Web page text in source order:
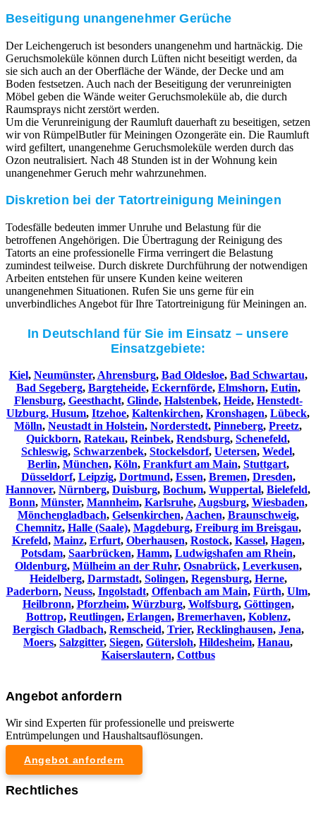
Beseitigung unangenehmer Gerüche
Der Leichengeruch ist besonders unangenehm und hartnäckig. Die
Geruchsmoleküle können durch Lüften nicht beseitigt werden, da
sie sich auch an der Oberfläche der Wände, der Decke und am
Boden festsetzen. Auch nach der Beseitigung der verunreinigten
Möbel geben die Wände weiter Geruchsmoleküle ab, die durch
Raumsprays nicht zerstört werden.
Um die Verunreinigung der Raumluft dauerhaft zu beseitigen, setzen
wir von RümpelButler für Meiningen Ozongeräte ein. Die Raumluft
wird gefiltert, unangenehme Geruchsmoleküle werden durch das
Ozon neutralisiert. Nach 48 Stunden ist in der Wohnung kein
unangenehmer Geruch mehr wahrzunehmen.
Diskretion bei der Tatortreinigung Meiningen
Todesfälle bedeuten immer Unruhe und Belastung für die
betroffenen Angehörigen. Die Übertragung der Reinigung des
Tatorts an eine professionelle Firma verringert die Belastung
zumindest teilweise. Durch diskrete Durchführung der notwendigen
Arbeiten entstehen für unsere Kunden keine weiteren
unangenehmen Situationen. Rufen Sie uns gerne für ein
unverbindliches Angebot für Ihre Tatortreinigung für Meiningen an.
In Deutschland für Sie im Einsatz – unsere
Einsatzgebiete:
Kiel, Neumünster, Ahrensburg, Bad Oldesloe, Bad Schwartau,
Bad Segeberg, Bargteheide, Eckernförde, Elmshorn, Eutin,
Flensburg, Geesthacht, Glinde, Halstenbek, Heide, Henstedt-
Ulzburg, Husum, Itzehoe, Kaltenkirchen, Kronshagen, Lübeck,
Mölln, Neustadt in Holstein, Norderstedt, Pinneberg, Preetz,
Quickborn, Ratekau, Reinbek, Rendsburg, Schenefeld,
Schleswig, Schwarzenbek, Stockelsdorf, Uetersen, Wedel,
Berlin, München, Köln, Frankfurt am Main, Stuttgart,
Düsseldorf, Leipzig, Dortmund, Essen, Bremen, Dresden,
Hannover, Nürnberg, Duisburg, Bochum, Wuppertal, Bielefeld,
Bonn, Münster, Mannheim, Karlsruhe, Augsburg, Wiesbaden,
Mönchengladbach, Gelsenkirchen, Aachen, Braunschweig,
Chemnitz⁠, Halle (Saale), Magdeburg, Freiburg im Breisgau,
Krefeld, Mainz, Erfurt, Oberhausen, Rostock, Kassel, Hagen,
Potsdam, Saarbrücken, Hamm, Ludwigshafen am Rhein,
Oldenburg, Mülheim an der Ruhr, Osnabrück, Leverkusen,
Heidelberg, Darmstadt, Solingen, Regensburg, Herne,
Paderborn, Neuss, Ingolstadt, Offenbach am Main, Fürth, Ulm,
Heilbronn, Pforzheim, Würzburg, Wolfsburg, Göttingen,
Bottrop, Reutlingen, Erlangen, Bremerhaven, Koblenz,
Bergisch Gladbach, Remscheid, Trier, Recklinghausen, Jena,
Moers, Salzgitter, Siegen, Gütersloh, Hildesheim, Hanau,
Kaiserslautern, Cottbus
Angebot anfordern
Wir sind Experten für professionelle und preiswerte
Entrümpelungen und Haushaltsauflösungen.
Angebot anfordern
Rechtliches